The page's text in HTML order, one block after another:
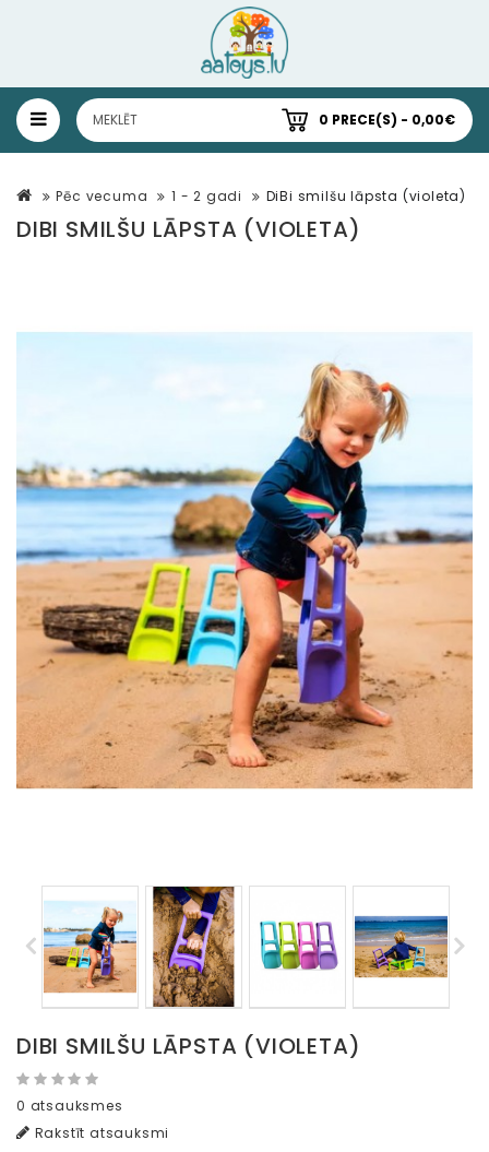
0 PRECE(S) - 0,00€
Pēc vecuma 1 - 2 gadi DiBi smilšu lāpsta (violeta)
DIBI SMILŠU LĀPSTA (VIOLETA)
DIBI SMILŠU LĀPSTA (VIOLETA)
0 atsauksmes
Rakstīt atsauksmi